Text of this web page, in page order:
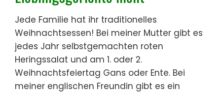
Jede Familie hat ihr traditionelles
Weihnachtsessen! Bei meiner Mutter gibt es
jedes Jahr selbstgemachten roten
Heringssalat und am 1. oder 2.
Weihnachtsfeiertag Gans oder Ente. Bei
meiner englischen Freundin gibt es ein